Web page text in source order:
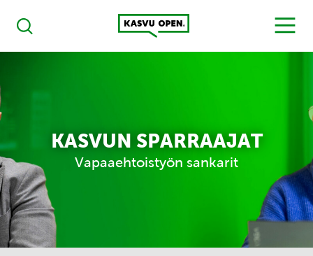
Haku
Kasvu Open
MENU
KASVUN SPARRAAJAT
Vapaaehtoistyön sankarit